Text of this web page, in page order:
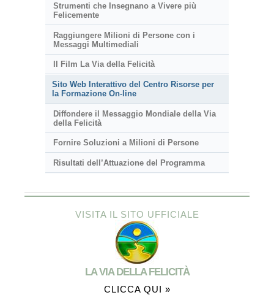
Strumenti che Insegnano a Vivere più
Felicemente
Raggiungere Milioni di Persone con i
Messaggi Multimediali
Il Film La Via della Felicità
Sito Web Interattivo del Centro Risorse per
la Formazione On-line
Diffondere il Messaggio Mondiale della Via
della Felicità
Fornire Soluzioni a Milioni di Persone
Risultati dell’Attuazione del Programma
VISITA IL SITO UFFICIALE
LA VIA DELLA FELICITÀ
CLICCA QUI »